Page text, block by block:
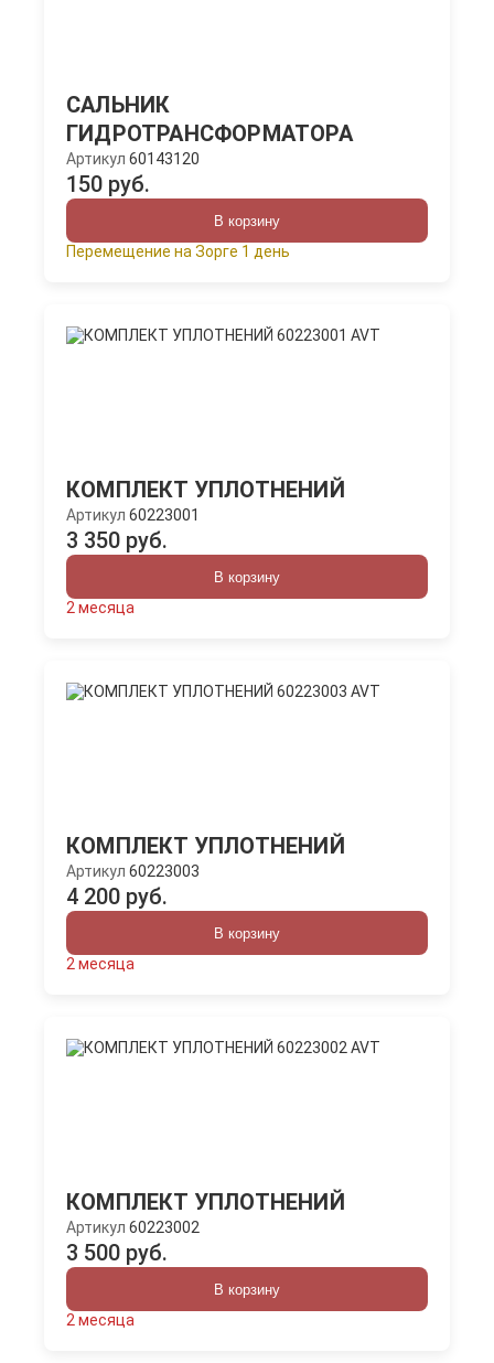
САЛЬНИК
ГИДРОТРАНСФОРМАТОРА
Артикул 60143120
150 руб.
В корзину
Перемещение на Зорге 1 день
КОМПЛЕКТ УПЛОТНЕНИЙ
Артикул 60223001
3 350 руб.
В корзину
2 месяца
КОМПЛЕКТ УПЛОТНЕНИЙ
Артикул 60223003
4 200 руб.
В корзину
2 месяца
КОМПЛЕКТ УПЛОТНЕНИЙ
Артикул 60223002
3 500 руб.
В корзину
2 месяца